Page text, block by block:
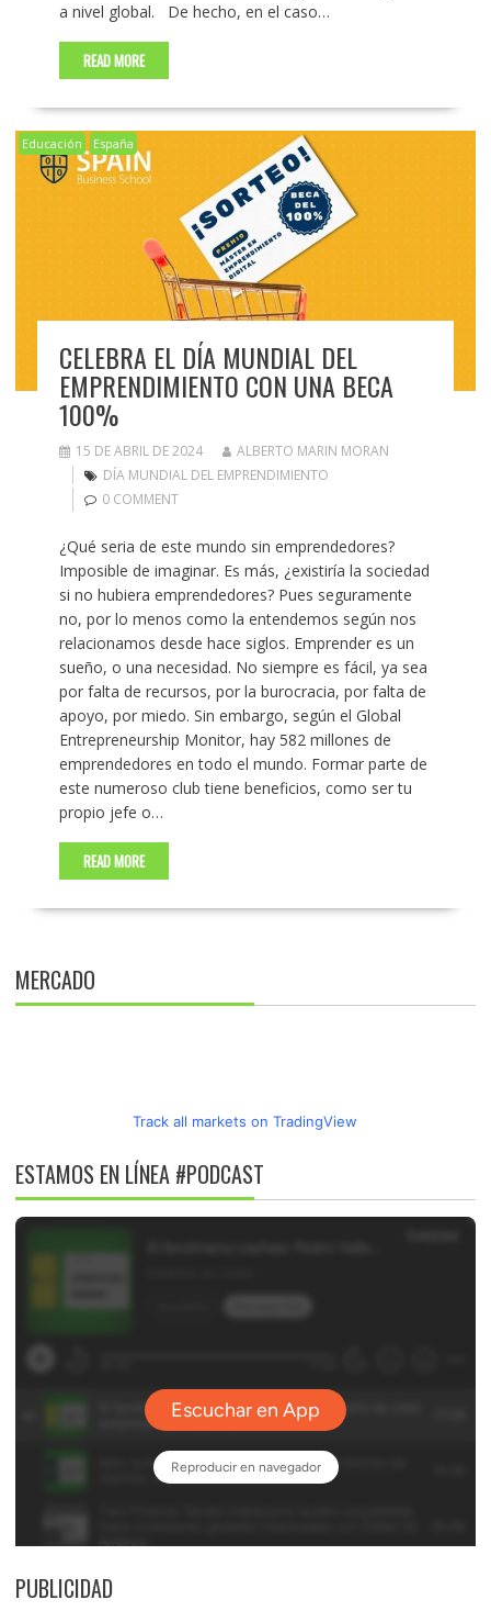
a nivel global. ​ De hecho, en el caso…
READ MORE
Educación España
CELEBRA EL DÍA MUNDIAL DEL
EMPRENDIMIENTO CON UNA BECA
100%
15 DE ABRIL DE 2024
ALBERTO MARIN MORAN
DÍA MUNDIAL DEL EMPRENDIMIENTO
0 COMMENT
¿Qué seria de este mundo sin emprendedores?
Imposible de imaginar. Es más, ¿existiría la sociedad
si no hubiera emprendedores? Pues seguramente
no, por lo menos como la entendemos según nos
relacionamos desde hace siglos. Emprender es un
sueño, o una necesidad. No siempre es fácil, ya sea
por falta de recursos, por la burocracia, por falta de
apoyo, por miedo. Sin embargo, según el Global
Entrepreneurship Monitor, hay 582 millones de
emprendedores en todo el mundo. Formar parte de
este numeroso club tiene beneficios, como ser tu
propio jefe o…
READ MORE
MERCADO
Track all markets on TradingView
ESTAMOS EN LÍNEA #PODCAST
PUBLICIDAD